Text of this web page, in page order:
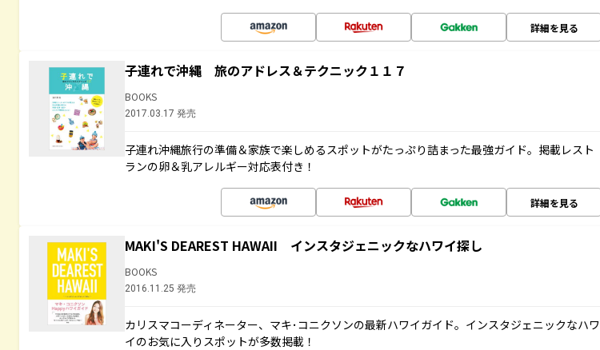
詳細を見る
子連れで沖縄 旅のアドレス＆テクニック１１７
BOOKS
2017.03.17 発売
子連れ沖縄旅行の準備＆家族で楽しめるスポットがたっぷり詰まった最強ガイド。掲載レスト
ランの卵＆乳アレルギー対応表付き！
詳細を見る
MAKI'S DEAREST HAWAII インスタジェニックなハワイ探し
BOOKS
2016.11.25 発売
カリスマコーディネーター、マキ･コニクソンの最新ハワイガイド。インスタジェニックなハワ
イのお気に入りスポットが多数掲載！